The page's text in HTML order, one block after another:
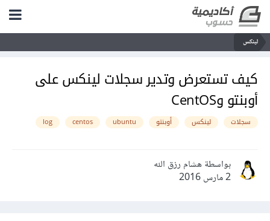
لينكس
كيف تستعرض وتدير سجلات لينكس على
أوبنتو وCentOS
سجلات لينكس أوبنتو ubuntu
centos
log
بواسطة هشام رزق الله
2 مارس 2016